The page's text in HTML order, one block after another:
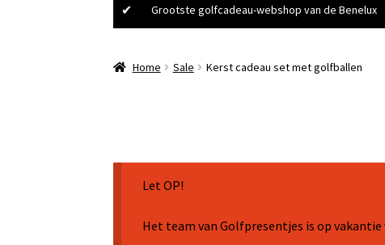
✔ Grootste golfcadeau-webshop van de Benelux
Home Sale Kerst cadeau set met golfballen
Let OP!
Het team van Golfpresentjes is op vakantie